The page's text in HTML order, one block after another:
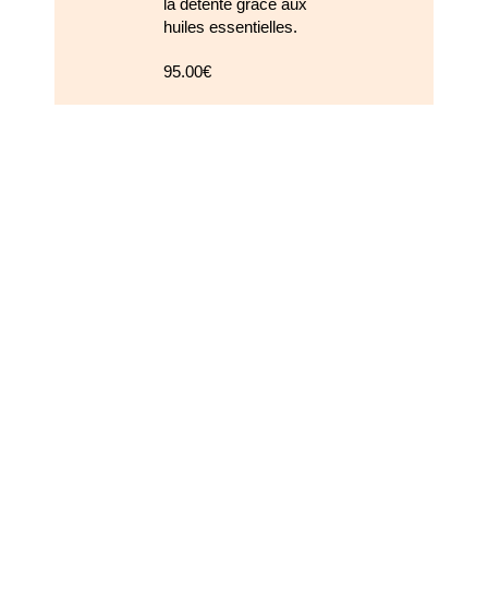
la détente grâce aux
huiles essentielles.
95.00€